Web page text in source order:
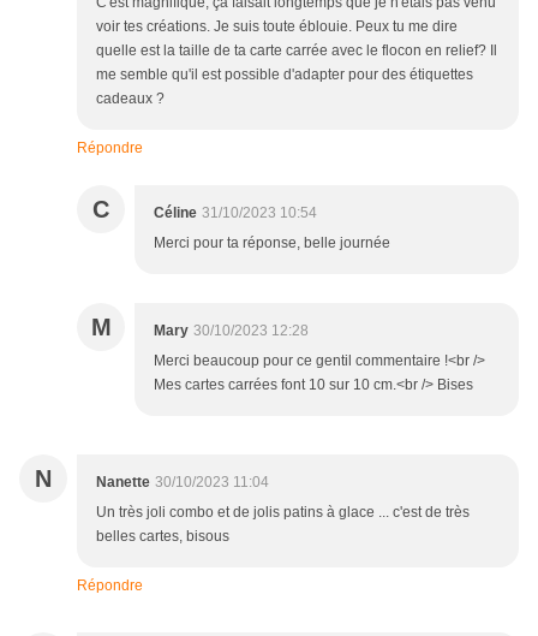
voir tes créations. Je suis toute éblouie. Peux tu me dire
quelle est la taille de ta carte carrée avec le flocon en relief? Il
me semble qu'il est possible d'adapter pour des étiquettes
cadeaux ?
Répondre
C Céline 31/10/2023 10:54
Merci pour ta réponse, belle journée
M Mary 30/10/2023 12:28
Merci beaucoup pour ce gentil commentaire !<br />
Mes cartes carrées font 10 sur 10 cm.<br /> Bises
N Nanette 30/10/2023 11:04
Un très joli combo et de jolis patins à glace ... c'est de très
belles cartes, bisous
Répondre